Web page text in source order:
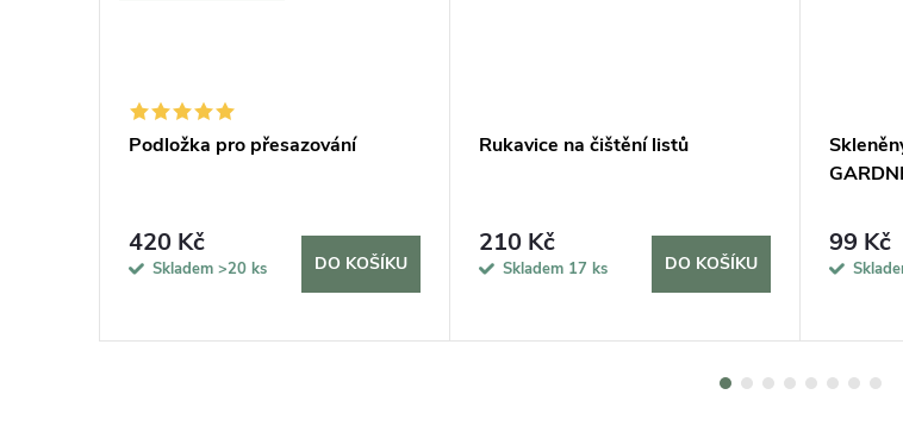
Podložka pro přesazování
420 Kč
Skladem >20 ks DO KOŠÍKU
Rukavice na čištění listů
210 Kč
Skladem 17 ks DO KOŠÍKU
99 Kč